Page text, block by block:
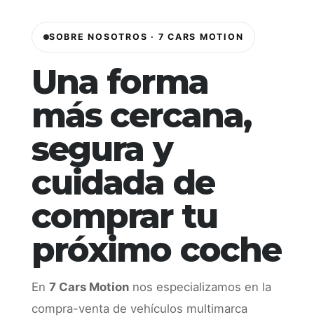
SOBRE NOSOTROS · 7 CARS MOTION
Una forma
más cercana,
segura y
cuidada de
comprar tu
próximo coche
En 7 Cars Motion nos especializamos en la
compra-venta de vehículos multimarca